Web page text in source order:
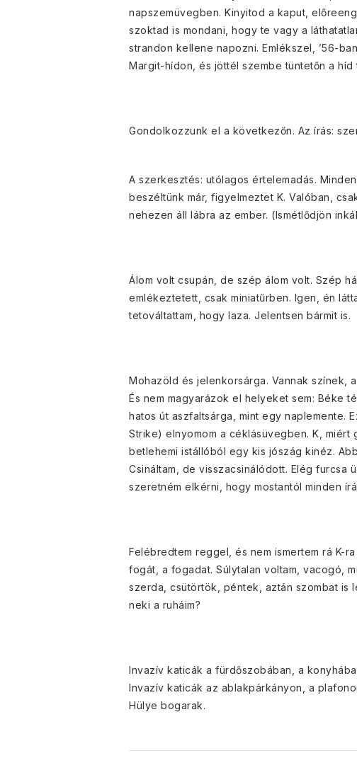
napszemüvegben. Kinyitod a kaput,
szoktad is mondani, hogy te vagy a
strandon kellene napozni. Emlékszel, ’56-
Margit-hídon, és jöttél szembe tüntetőn a
Gondolkozzunk el a következőn. Az írás:
A szerkesztés: utólagos értelemadás.
beszéltünk már, figyelmeztet K. Valóban,
nehezen áll lábra az ember. (Ismétlődjön
Álom volt csupán, de szép álom volt. Szép
emlékeztetett, csak miniatűrben. Igen, én
tetováltattam, hogy laza. Jelentsen bármit is.
Mohazöld és jelenkorsárga. Vannak színek,
És nem magyarázok el helyeket sem: Béke
hatos út aszfaltsárga, mint egy naplemente.
Strike) elnyomom a céklásüvegben. K,
betlehemi istállóból egy kis jószág kinéz.
Csináltam, de visszacsinálódott. Elég
szeretném elkérni, hogy mostantól minden
Felébredtem reggel, és nem ismertem rá K-
fogát, a fogadat. Súlytalan voltam, vacogó,
szerda, csütörtök, péntek, aztán szombat is
neki a ruháim?
Invazív katicák a fürdőszobában, a
Invazív katicák az ablakpárkányon, a
Hülye bogarak.